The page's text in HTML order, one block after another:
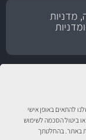
להתאים באופן אישי
ביטול הסכמה לשימוש
באתר. בהחלטתך
מדניות